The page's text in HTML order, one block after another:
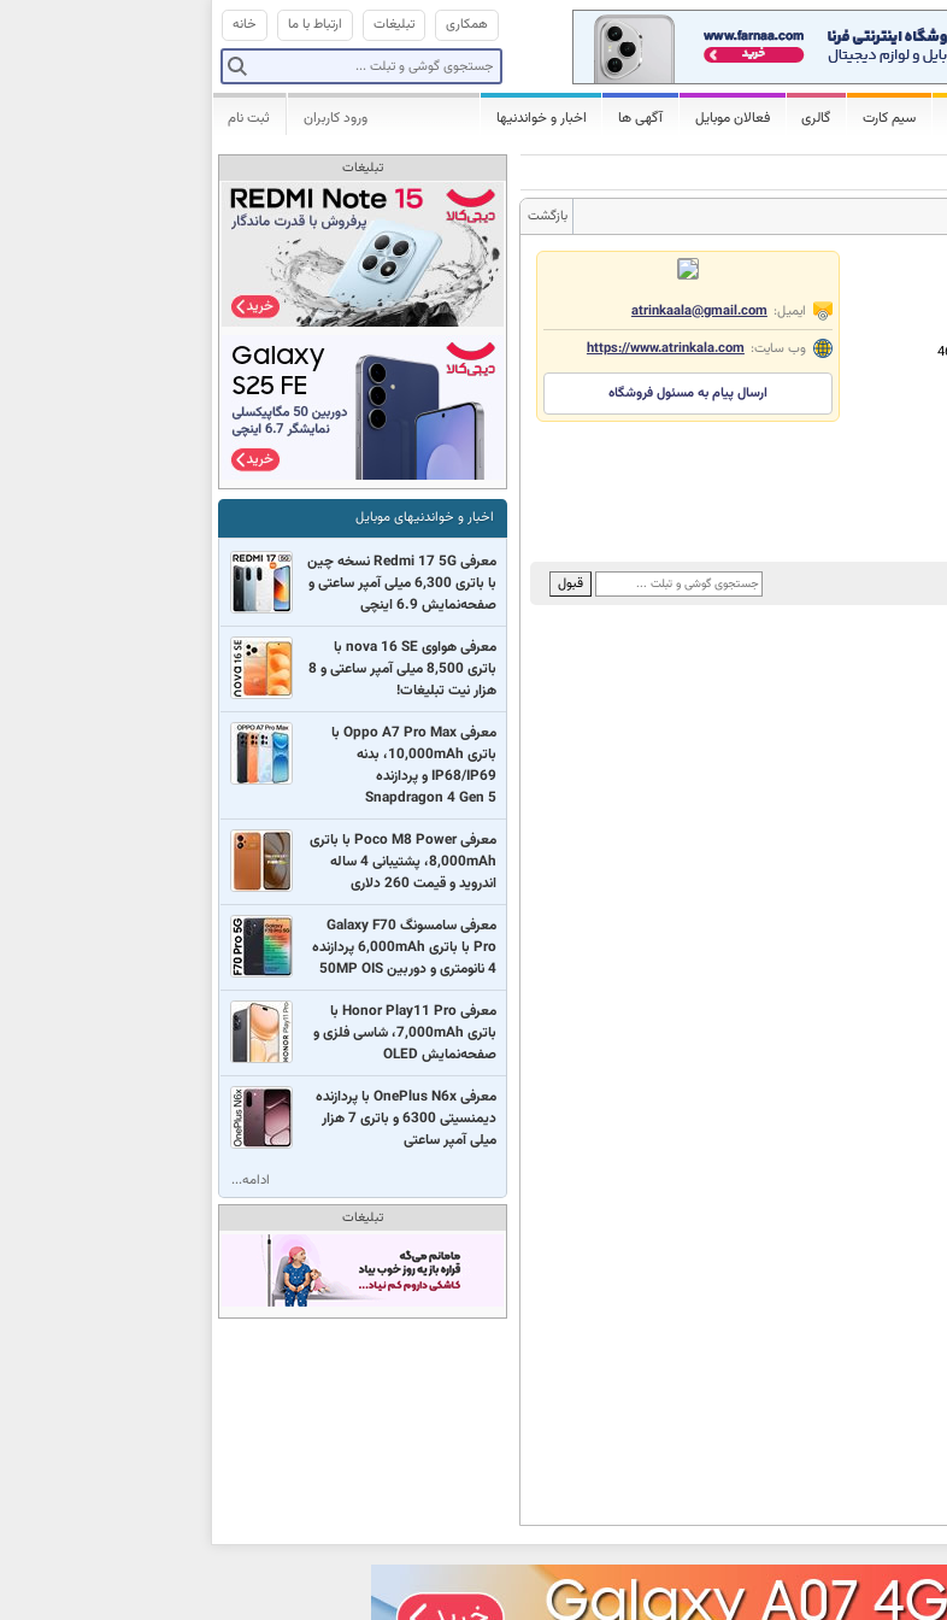
خانه ارتباط با ما تبلیغات همکاری
سیم کارت گالری فعالان موبایل آگهی ها اخبار و خواندنیها ثبت نام ورود کاربران
بازگشت
ایمیل: atrinkaala@gmail.com
وب سایت: https://www.atrinkala.com
ارسال پیام به مسئول فروشگاه
تبلیغات
اخبار و خواندنیهای موبایل
معرفی Redmi 17 5G نسخه چین
با باتری 6,300 میلی آمپر ساعتی و
صفحه‌نمایش 6.9 اینچی
معرفی هواوی nova 16 SE با
باتری 8,500 میلی آمپر ساعتی و 8
هزار نیت تبلیغات!
معرفی Oppo A7 Pro Max با
باتری 10,000mAh، بدنه
IP68/IP69 و پردازنده
Snapdragon 4 Gen 5
معرفی Poco M8 Power با باتری
8,000mAh، پشتیبانی 4 ساله
اندروید و قیمت 260 دلاری
معرفی سامسونگ Galaxy F70
Pro با باتری 6,000mAh پردازنده
4 نانومتری و دوربین 50MP OIS
معرفی Honor Play11 Pro با
باتری 7,000mAh، شاسی فلزی و
صفحه‌نمایش OLED
معرفی OnePlus N6x با پردازنده
دیمنسیتی 6300 و باتری 7 هزار
میلی آمپر ساعتی
ادامه...
تبلیغات